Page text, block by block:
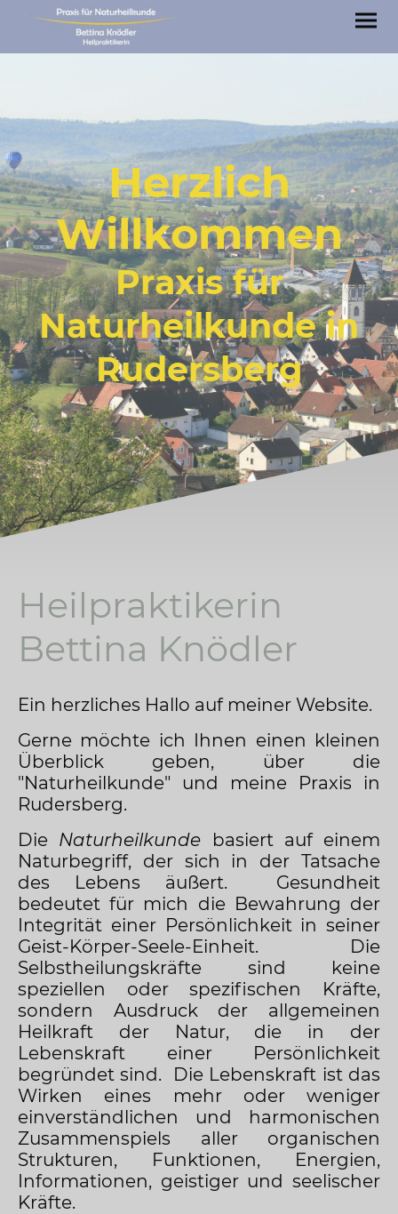
Herzlich
Willkommen
Praxis für
Naturheilkunde in
Rudersberg
Heilpraktikerin
Bettina Knödler
Ein herzliches Hallo auf meiner Website.
Gerne möchte ich Ihnen einen kleinen
Überblick geben, über die
"Naturheilkunde" und meine Praxis in
Rudersberg.
Die Naturheilkunde basiert auf einem
Naturbegriff, der sich in der Tatsache
des Lebens äußert. Gesundheit
bedeutet für mich die Bewahrung der
Integrität einer Persönlichkeit in seiner
Geist-Körper-Seele-Einheit. Die
Selbstheilungskräfte sind keine
speziellen oder spezifischen Kräfte,
sondern Ausdruck der allgemeinen
Heilkraft der Natur, die in der
Lebenskraft einer Persönlichkeit
begründet sind. Die Lebenskraft ist das
Wirken eines mehr oder weniger
einverständlichen und harmonischen
Zusammenspiels aller organischen
Strukturen, Funktionen, Energien,
Informationen, geistiger und seelischer
Kräfte.